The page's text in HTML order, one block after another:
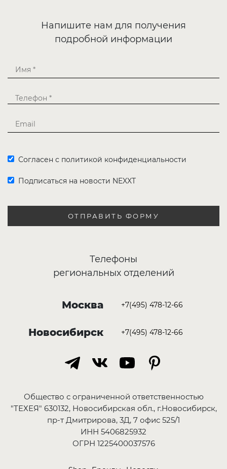
Напишите нам для получения
подробной информации
Согласен с политикой конфиденциальности
Подписаться на новости NEXXT
ОТПРАВИТЬ ФОРМУ
Телефоны
региональных отделений
Москва +7(495) 478-12-66
Новосибирск +7(495) 478-12-66
Общество с ограниченной ответственностью
"ТЕХЕЯ" 630132, Новосибирская обл., г.Новосибирск,
пр-т Дмитрирова, 3Д, 7 офис 525/1
ИНН 5406825932
ОГРН 1225400037576